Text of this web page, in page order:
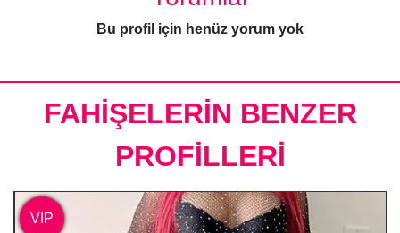
Bu profil için henüz yorum yok
FAHİŞELERİN BENZER
PROFİLLERİ
VIP